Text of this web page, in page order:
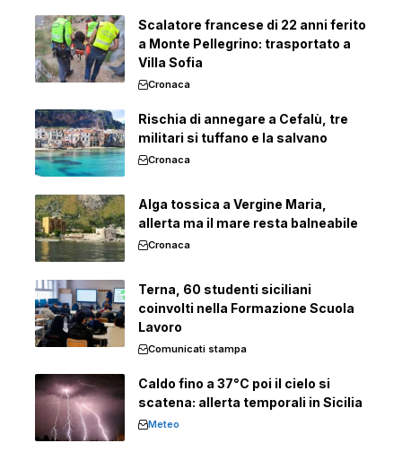
Scalatore francese di 22 anni ferito
a Monte Pellegrino: trasportato a
Villa Sofia
Cronaca
Rischia di annegare a Cefalù, tre
militari si tuffano e la salvano
Cronaca
Alga tossica a Vergine Maria,
allerta ma il mare resta balneabile
Cronaca
Terna, 60 studenti siciliani
coinvolti nella Formazione Scuola
Lavoro
Comunicati stampa
Caldo fino a 37°C poi il cielo si
scatena: allerta temporali in Sicilia
Meteo